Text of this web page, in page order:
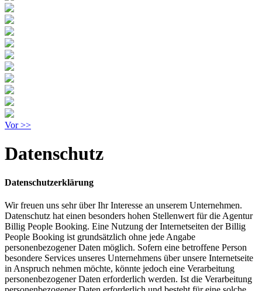
Vor >>
Datenschutz
Datenschutzerklärung
Wir freuen uns sehr über Ihr Interesse an unserem Unternehmen.
Datenschutz hat einen besonders hohen Stellenwert für die Agentur
Billig People Booking. Eine Nutzung der Internetseiten der Billig
People Booking ist grundsätzlich ohne jede Angabe
personenbezogener Daten möglich. Sofern eine betroffene Person
besondere Services unseres Unternehmens über unsere Internetseite
in Anspruch nehmen möchte, könnte jedoch eine Verarbeitung
personenbezogener Daten erforderlich werden. Ist die Verarbeitung